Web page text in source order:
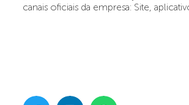
canais oficiais da empresa: Site,